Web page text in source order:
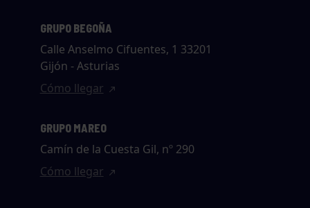
GRUPO BEGOÑA
Calle Anselmo Cifuentes, 1 33201
Gijón - Asturias
Cómo llegar
GRUPO MAREO
Camín de la Cuesta Gil, nº 290
Cómo llegar